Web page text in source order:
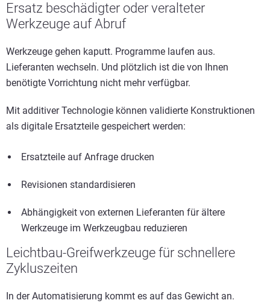
Ersatz beschädigter oder veralteter
Werkzeuge auf Abruf
Werkzeuge gehen kaputt. Programme laufen aus.
Lieferanten wechseln. Und plötzlich ist die von Ihnen
benötigte Vorrichtung nicht mehr verfügbar.
Mit additiver Technologie können validierte Konstruktionen
als digitale Ersatzteile gespeichert werden:
Ersatzteile auf Anfrage drucken
Revisionen standardisieren
Abhängigkeit von externen Lieferanten für ältere
Werkzeuge im Werkzeugbau reduzieren
Leichtbau-Greifwerkzeuge für schnellere
Zykluszeiten
In der Automatisierung kommt es auf das Gewicht an.